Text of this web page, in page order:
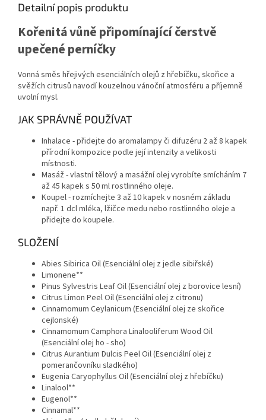
Detailní popis produktu
Kořenitá vůně připomínající čerstvě
upečené perníčky
Vonná směs hřejivých esenciálních olejů z hřebíčku, skořice a
svěžích citrusů navodí kouzelnou vánoční atmosféru a příjemně
uvolní mysl.
JAK SPRÁVNĚ POUŽÍVAT
Inhalace - přidejte do aromalampy či difuzéru 2 až 8 kapek
přírodní kompozice podle její intenzity a velikosti
místnosti.
Masáž - vlastní tělový a masážní olej vyrobíte smícháním 7
až 45 kapek s 50 ml rostlinného oleje.
Koupel - rozmíchejte 3 až 10 kapek v nosném základu
např. 1 dcl mléka, lžičce medu nebo rostlinného oleje a
přidejte do koupele.
SLOŽENÍ
Abies Sibirica Oil (Esenciální olej z jedle sibiřské)
Limonene**
Pinus Sylvestris Leaf Oil (Esenciální olej z borovice lesní)
Citrus Limon Peel Oil (Esenciální olej z citronu)
Cinnamomum Ceylanicum (Esenciální olej ze skořice
cejlonské)
Cinnamomum Camphora Linalooliferum Wood Oil
(Esenciální olej ho - sho)
Citrus Aurantium Dulcis Peel Oil (Esenciální olej z
pomerančovníku sladkého)
Eugenia Caryophyllus Oil (Esenciální olej z hřebíčku)
Linalool**
Eugenol**
Cinnamal**